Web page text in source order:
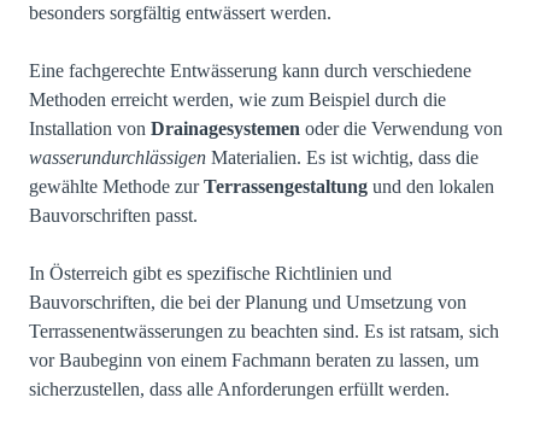
besonders sorgfältig entwässert werden.
Eine fachgerechte Entwässerung kann durch verschiedene
Methoden erreicht werden, wie zum Beispiel durch die
Installation von Drainagesystemen oder die Verwendung von
wasserundurchlässigen Materialien. Es ist wichtig, dass die
gewählte Methode zurTerrassengestaltung und den lokalen
Bauvorschriften passt.
In Österreich gibt es spezifische Richtlinien und
Bauvorschriften, die bei der Planung und Umsetzung von
Terrassenentwässerungen zu beachten sind. Es ist ratsam, sich
vor Baubeginn von einem Fachmann beraten zu lassen, um
sicherzustellen, dass alle Anforderungen erfüllt werden.